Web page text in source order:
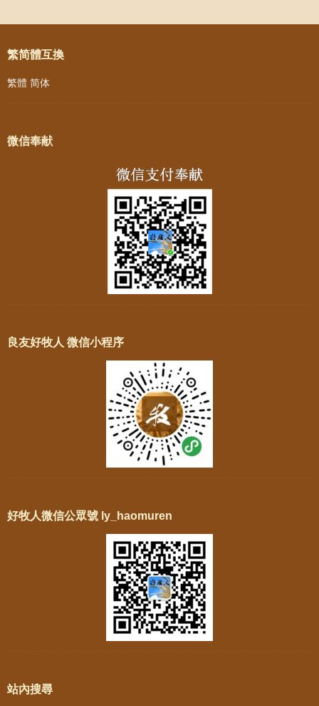
Post navigation
繁简體互換
繁體 简体
微信奉献
良友好牧人 微信小程序
好牧人微信公眾號 ly_haomuren
站內搜尋